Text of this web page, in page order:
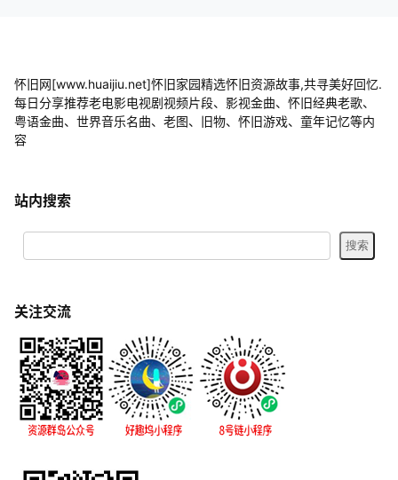
怀旧网[www.huaijiu.net]怀旧家园精选怀旧资源故事,共寻美好回忆.
每日分享推荐老电影电视剧视频片段、影视金曲、怀旧经典老歌、
粤语金曲、世界音乐名曲、老图、旧物、怀旧游戏、童年记忆等内
容
站内搜索
关注交流